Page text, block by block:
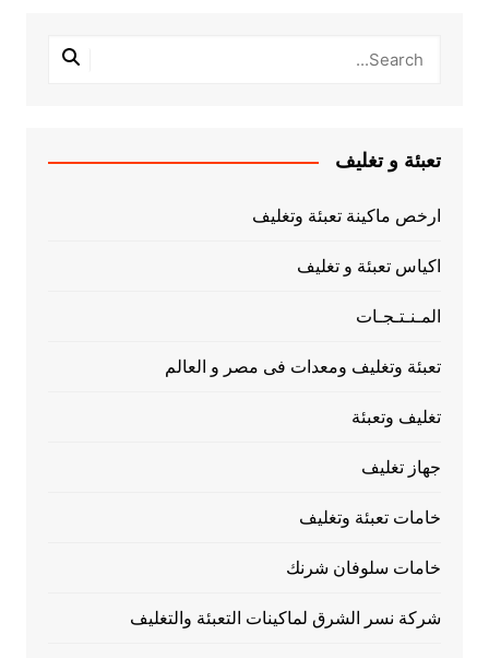
تعبئة و تغليف
ارخص ماكينة تعبئة وتغليف
اكياس تعبئة و تغليف
المـنـتـجـات
تعبئة وتغليف ومعدات فى مصر و العالم
تغليف وتعبئة
جهاز تغليف
خامات تعبئة وتغليف
خامات سلوفان شرنك
شركة نسر الشرق لماكينات التعبئة والتغليف